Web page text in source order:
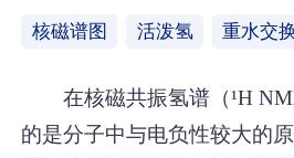
核磁谱图 活泼氢 重水交
在核磁共振氢谱（¹H
的是分子中与电负性较大的